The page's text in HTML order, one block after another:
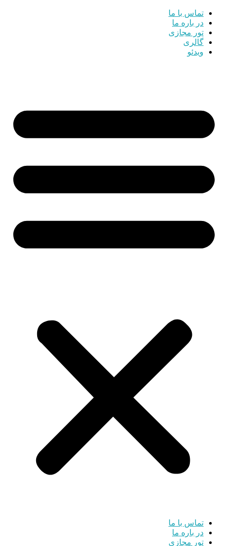
تماس با ما
در باره ما
تور مجازی
گالری
ویدئو
تماس با ما
در باره ما
تور مجازی